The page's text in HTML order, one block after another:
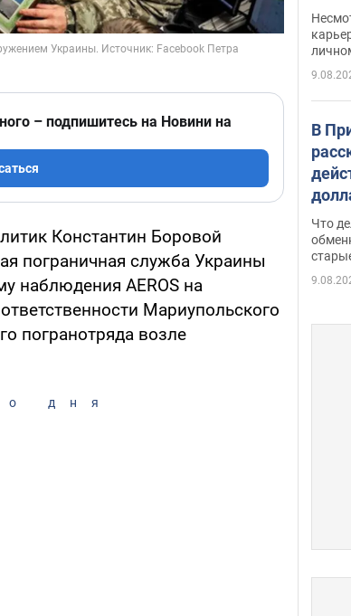
– подпишитесь на Новини на
Константин Боровой
пограничная служба Украины
наблюдения AEROS на
Мариупольского
погранотряда возле
дня
как
В
Что